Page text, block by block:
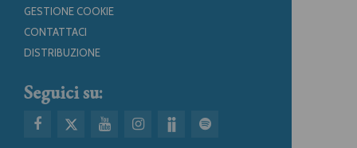
GESTIONE COOKIE
CONTATTACI
DISTRIBUZIONE
Seguici su: